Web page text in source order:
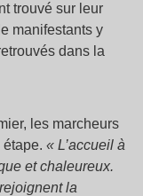
trouvé sur leur
manifestants y
dans la
les marcheurs
étape. « L’accueil à
et chaleureux.
la